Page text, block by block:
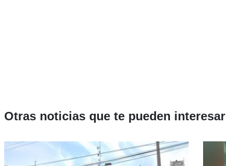
Otras noticias que te pueden interesar